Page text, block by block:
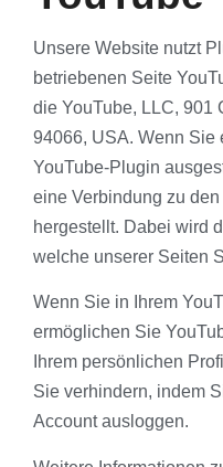
Unsere Website nutzt
betriebenen Seite
die YouTube, LLC, 901
94066, USA. Wenn Sie
YouTube-Plugin
eine Verbindung zu
hergestellt. Dabei wird
welche unserer Seiten
Wenn Sie in Ihrem
ermöglichen Sie
Ihrem persönlichen
Sie verhindern, indem
Account ausloggen.